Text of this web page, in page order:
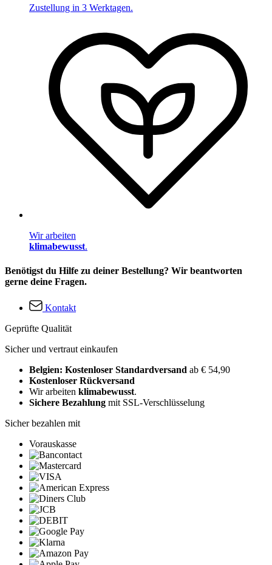
Zustellung in 3 Werktagen.
Wir arbeiten
klimabewusst.
Benötigst du Hilfe zu deiner Bestellung? Wir beantworten
gerne deine Fragen.
Kontakt
Geprüfte Qualität
Sicher und vertraut einkaufen
Belgien: Kostenloser Standardversand ab € 54,90
Kostenloser Rückversand
Wir arbeiten klimabewusst.
Sichere Bezahlung mit SSL-Verschlüsselung
Sicher bezahlen mit
Vorauskasse